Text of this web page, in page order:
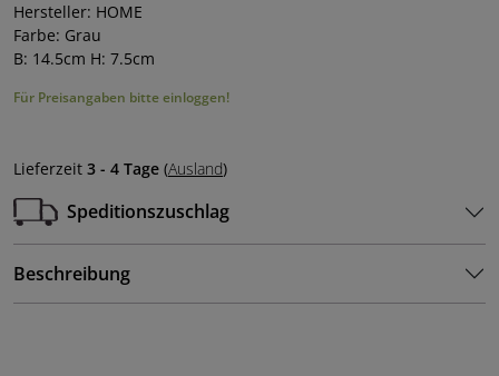
Hersteller: HOME
Farbe: Grau
B: 14.5cm H: 7.5cm
Für Preisangaben bitte einloggen!
Lieferzeit 3 - 4 Tage (Ausland)
Speditionszuschlag
Beschreibung